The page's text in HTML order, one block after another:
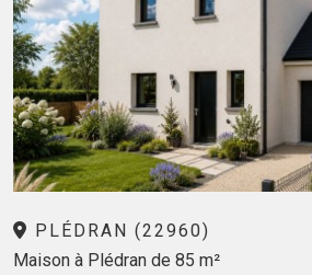
PLÉDRAN (22960)
Maison à Plédran de 85 m²